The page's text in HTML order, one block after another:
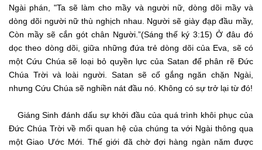
Ngài phán, "Ta sẽ làm cho mầy và người nữ, dòng dõi mầy và
dòng dõi người nữ thù nghịch nhau. Người sẽ giày đạp đầu mầy,
Còn mầy sẽ cắn gót chân Người.”(Sáng thế ký 3:15) Ở đâu đó
dọc theo dòng dõi, giữa những đứa trẻ dòng dõi của Eva, sẽ có
một Cứu Chúa sẽ loại bỏ quyền lực của Satan để phân rẽ Đức
Chúa Trời và loài người. Satan sẽ cố gắng ngăn chặn Ngài,
nhưng Cứu Chúa sẽ nghiền nát đầu nó. Không có sự trở lại từ đó!
Giáng Sinh đánh dấu sự khởi đầu của quá trình khôi phục của
Đức Chúa Trời về mối quan hệ của chúng ta với Ngài thông qua
một Giao Ước Mới. Thế giới đã chờ đợi hàng ngàn năm được